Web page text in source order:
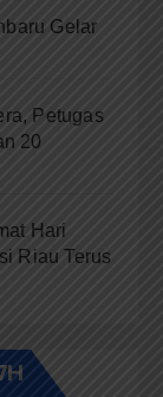
Gelar
Petugas
20
Hari
Riau Terus